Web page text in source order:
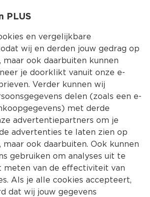
Kies jouw
PLUS
en vergelijkbare
wij en derden jouw gedrag op
ook daarbuiten kunnen
je doorklikt vanuit onze e-
Verder kunnen wij
delen (zoals een e-
met derde
advertentiepartners om je
advertenties te laten zien op
ook daarbuiten. Ook kunnen
gebruiken om analyses uit te
meten van de effectiviteit van
Als je alle cookies accepteert,
dat wij jouw gegevens